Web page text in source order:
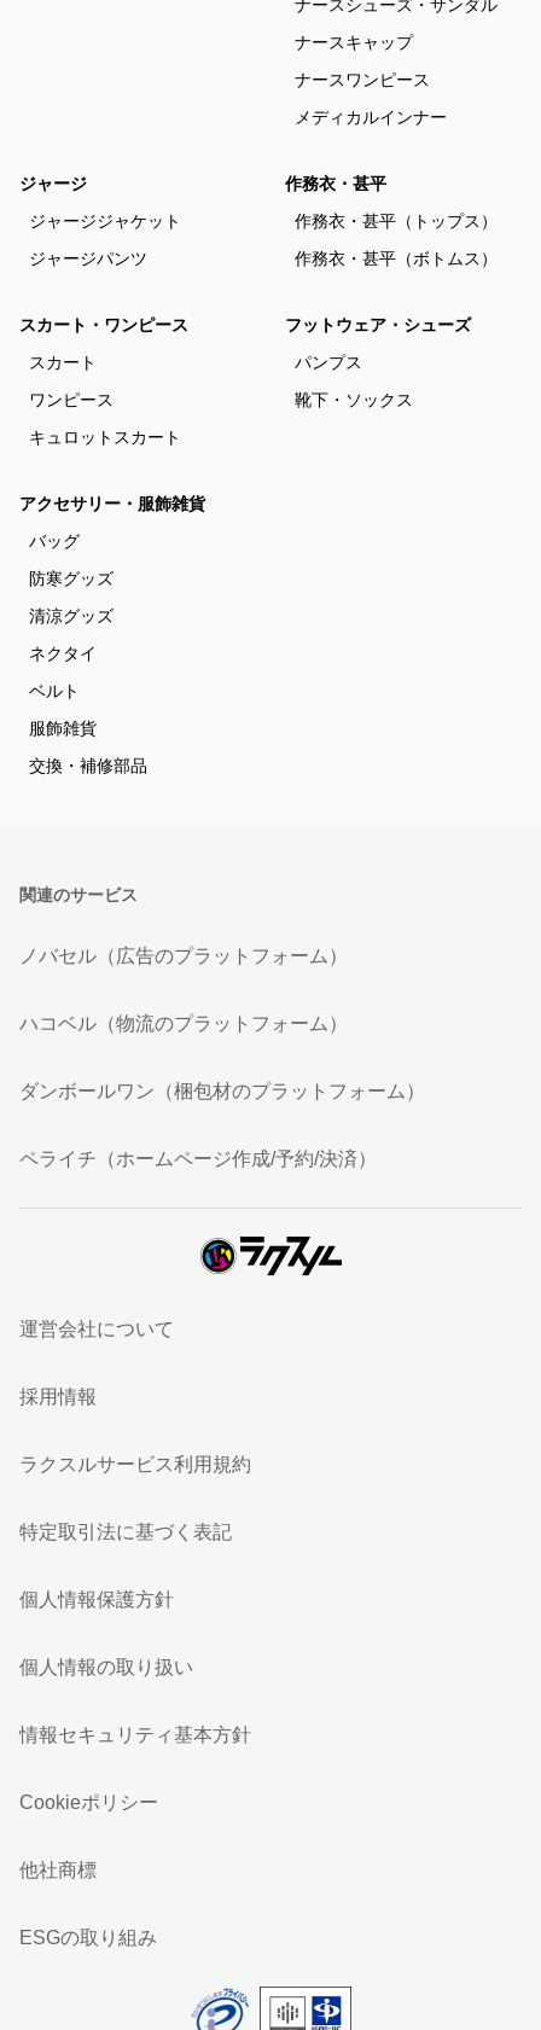
ナースシューズ・サンダル
ナースキャップ
ナースワンピース
メディカルインナー
ジャージ
ジャージジャケット
ジャージパンツ
作務衣・甚平
作務衣・甚平（トップス）
作務衣・甚平（ボトムス）
スカート・ワンピース
スカート
ワンピース
キュロットスカート
フットウェア・シューズ
パンプス
靴下・ソックス
アクセサリー・服飾雑貨
バッグ
防寒グッズ
清涼グッズ
ネクタイ
ベルト
服飾雑貨
交換・補修部品
関連のサービス
ノバセル（広告のプラットフォーム）
ハコベル（物流のプラットフォーム）
ダンボールワン（梱包材のプラットフォーム）
ペライチ（ホームページ作成/予約/決済）
運営会社について
採用情報
ラクスルサービス利用規約
特定取引法に基づく表記
個人情報保護方針
個人情報の取り扱い
情報セキュリティ基本方針
Cookieポリシー
他社商標
ESGの取り組み